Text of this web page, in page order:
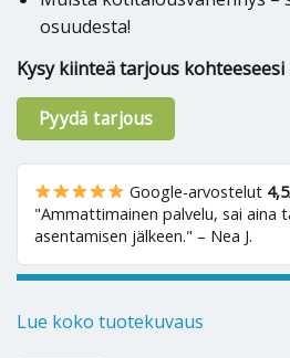
osuudesta!
Kysy kiinteä tarjous
Google-arvostelut
"Ammattimainen palvelu, sai aina
asentamisen jälkeen." – Nea J.
Pyydä tarjous
Lue koko tuotekuvaus